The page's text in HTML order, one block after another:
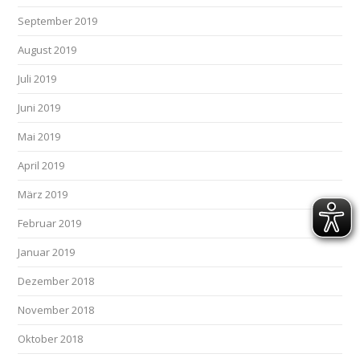
September 2019
August 2019
Juli 2019
Juni 2019
Mai 2019
April 2019
März 2019
Februar 2019
Januar 2019
Dezember 2018
November 2018
Oktober 2018